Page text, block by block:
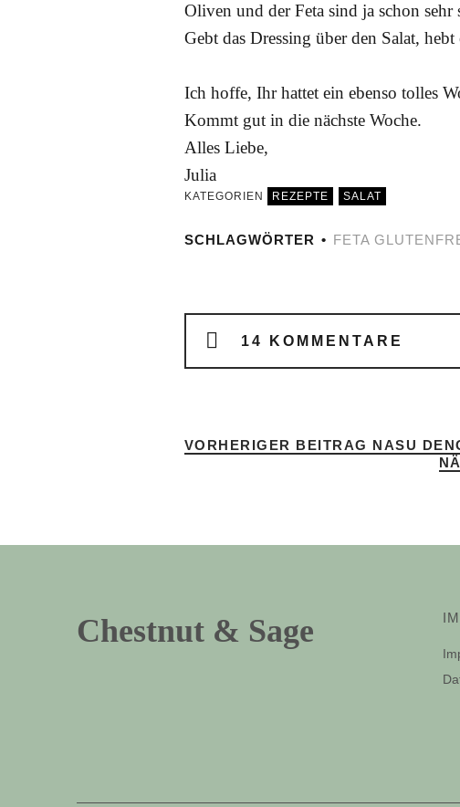
Oliven und der Feta sind ja schon sehr
Gebt das Dressing über den Salat,
Ich hoffe, Ihr hattet ein ebenso tolles
Kommt gut in die nächste Woche.
Alles Liebe,
Julia
KATEGORIEN REZEPTE SALAT
SCHLAGWÖRTER FETA
14 KOMMENTARE
VORHERIGER BEITRAG NASU
Chestnut & Sage